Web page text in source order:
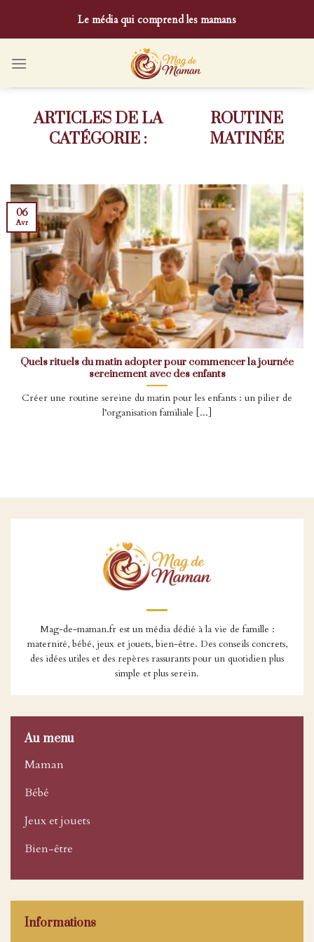
content
Le média qui comprend les mamans
ROUTINE
MATINÉE
Quels rituels du matin adopter pour commencer la journée
sereinement avec des enfants
Créer une routine sereine du matin pour les enfants : un pilier de
l’organisation familiale [...]
06
Avr
Mag-de-maman.fr est un média dédié à la vie de famille :
maternité, bébé, jeux et jouets, bien-être. Des conseils concrets,
des idées utiles et des repères rassurants pour un quotidien plus
simple et plus serein.
Au menu
Maman
Bébé
Jeux et jouets
Bien-être
Informations